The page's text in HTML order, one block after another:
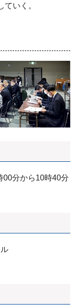
いく。
分から10時40分